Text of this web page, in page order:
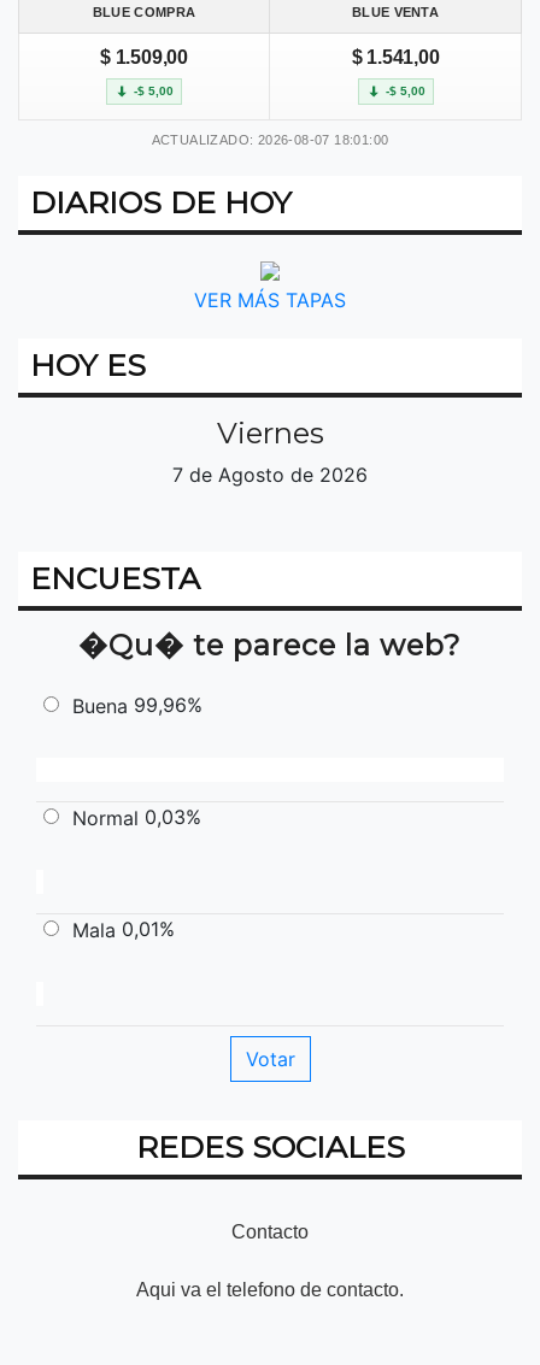
BLUE COMPRA BLUE VENTA
$ 1.509,00
-$ 5,00
$ 1.541,00
-$ 5,00
ACTUALIZADO: 2026-08-07 18:01:00
DIARIOS DE HOY
VER MÁS TAPAS
HOY ES
Viernes
7 de Agosto de 2026
ENCUESTA
�Qu� te parece la web?
Buena 99,96%
Normal 0,03%
Mala 0,01%
REDES SOCIALES
Contacto
Aqui va el telefono de contacto.